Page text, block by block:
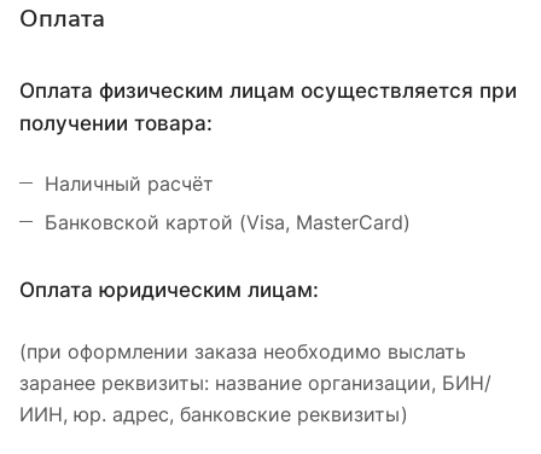
Оплата
Оплата физическим лицам осуществляется при
получении товара:
Наличный расчёт
Банковской картой (Visa, MasterCard)
Оплата юридическим лицам:
(при оформлении заказа необходимо выслать
заранее реквизиты: название организации, БИН/
ИИН, юр. адрес, банковские реквизиты)